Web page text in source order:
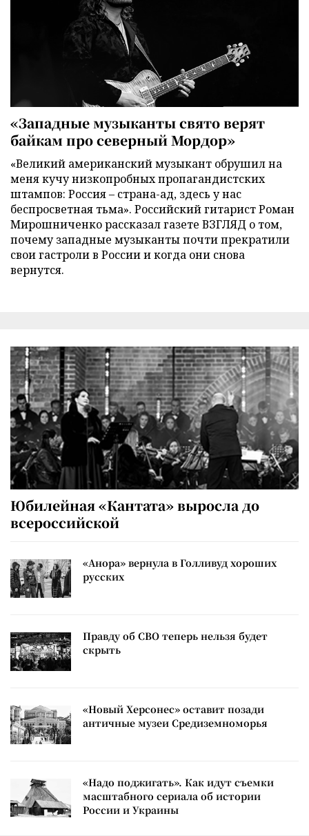
«Западные музыканты свято верят
байкам про северный Мордор»
«Великий американский музыкант обрушил на
меня кучу низкопробных пропагандистских
штампов: Россия – страна-ад, здесь у нас
беспросветная тьма». Российский гитарист Роман
Мирошниченко рассказал газете ВЗГЛЯД о том,
почему западные музыканты почти прекратили
свои гастроли в России и когда они снова
вернутся.
Юбилейная «Кантата» выросла до
всероссийской
«Анора» вернула в Голливуд хороших
русских
Правду об СВО теперь нельзя будет
скрыть
«Новый Херсонес» оставит позади
античные музеи Средиземноморья
«Надо поджигать». Как идут съемки
масштабного сериала об истории
России и Украины